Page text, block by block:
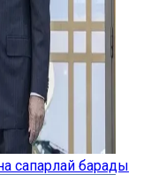
сапарлай барады